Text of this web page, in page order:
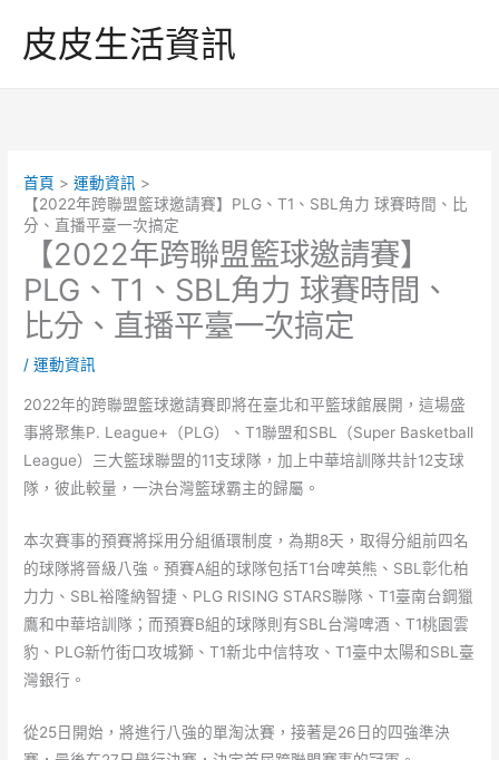
皮皮生活資訊
首頁
運動資訊
【2022年跨聯盟籃球邀請賽】PLG、T1、SBL角力 球賽時間、比
分、直播平臺一次搞定
【2022年跨聯盟籃球邀請賽】
PLG、T1、SBL角力 球賽時間、
比分、直播平臺一次搞定
/運動資訊
2022年的跨聯盟籃球邀請賽即將在臺北和平籃球館展開，這場盛
事將聚集P. League+（PLG）、T1聯盟和SBL（Super Basketball
League）三大籃球聯盟的11支球隊，加上中華培訓隊共計12支球
隊，彼此較量，一決台灣籃球霸主的歸屬。
本次賽事的預賽將採用分組循環制度，為期8天，取得分組前四名
的球隊將晉級八強。預賽A組的球隊包括T1台啤英熊、SBL彰化柏
力力、SBL裕隆納智捷、PLG RISING STARS聯隊、T1臺南台鋼獵
鷹和中華培訓隊；而預賽B組的球隊則有SBL台灣啤酒、T1桃園雲
豹、PLG新竹街口攻城獅、T1新北中信特攻、T1臺中太陽和SBL臺
灣銀行。
從25日開始，將進行八強的單淘汰賽，接著是26日的四強準決